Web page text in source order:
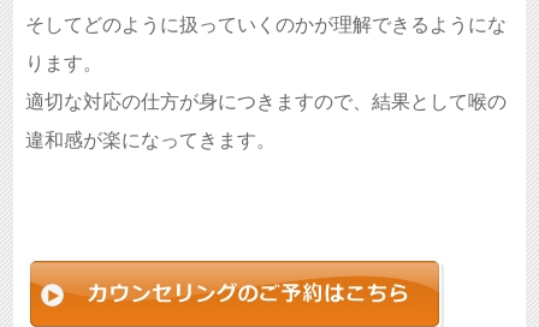
そしてどのように扱っていくのかが理解できるようにな
ります。
適切な対応の仕方が身につきますので、結果として喉の
違和感が楽になってきます。